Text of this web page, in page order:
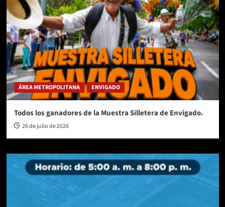
ÁREA METROPOLITANA ENVIGADO
Todos los ganadores de la Muestra Silletera de Envigado.
26 de julio de 2026